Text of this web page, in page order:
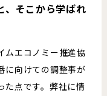
そこから学ばれ
ムエコノミー推進協
に向けての調整事が
た点です。弊社に情